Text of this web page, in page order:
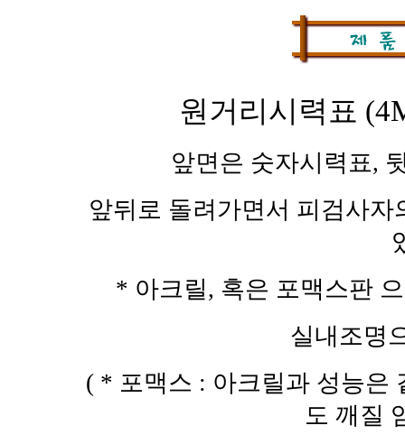
원거리시력표
앞면은 숫자시력표,
앞뒤로 돌려가면서 피검사
* 아크릴, 혹은 포맥스판
실내조명
( * 포맥스 : 아크릴과 성능은
도 깨질